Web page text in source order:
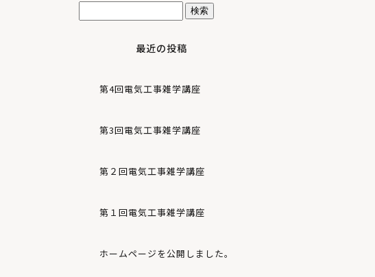
最近の投稿
第4回電気工事雑学講座
第3回電気工事雑学講座
第２回電気工事雑学講座
第１回電気工事雑学講座
ホームページを公開しました。